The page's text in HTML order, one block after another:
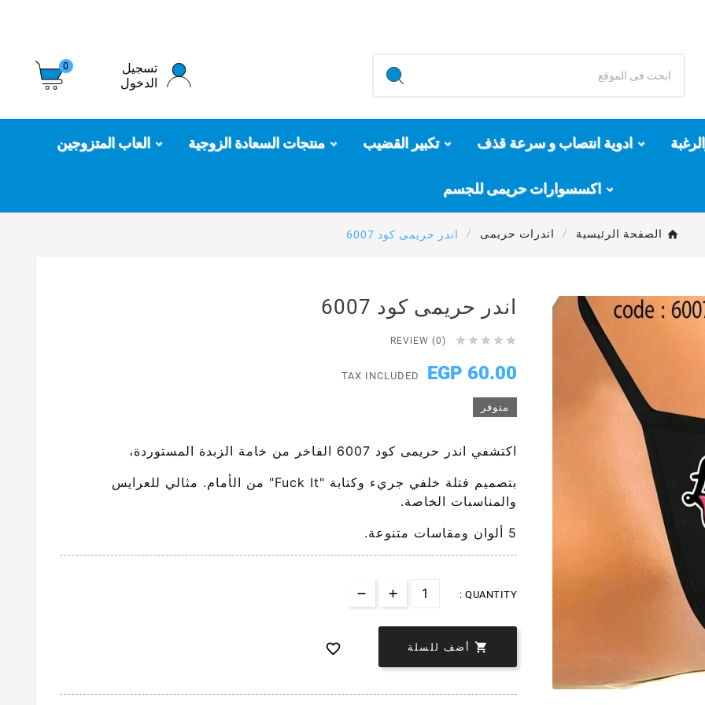
تسجيل
الدخول
0
ادوية انتصاب و سرعة قذف تكبير القضيب منتجات السعادة الزوجية العاب المتزوجين
اكسسوارات حريمى للجسم
الصفحة الرئيسية اندرات حريمى اندر حريمى كود 6007
اندر حريمى كود 6007





REVIEW (0)
60.00 EGP
TAX INCLUDED
متوفر
اكتشفي اندر حريمى كود 6007 الفاخر من خامة الزبدة المستوردة،
بتصميم فتلة خلفي جريء وكتابة "Fuck It" من الأمام. مثالي للعرايس
والمناسبات الخاصة.
5 ألوان ومقاسات متنوعة.
QUANTITY :
 أضف للسلة 